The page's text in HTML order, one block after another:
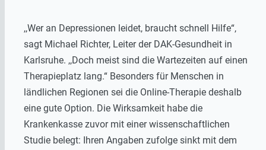
,,Wer an Depressionen leidet, braucht schnell Hilfe“,
sagt Michael Richter, Leiter der DAK-Gesundheit in
Karlsruhe. ,,Doch meist sind die Wartezeiten auf einen
Therapieplatz lang.“ Besonders für Menschen in
ländlichen Regionen sei die Online-Therapie deshalb
eine gute Option. Die Wirksamkeit habe die
Krankenkasse zuvor mit einer wissenschaftlichen
Studie belegt: Ihren Angaben zufolge sinkt mit dem